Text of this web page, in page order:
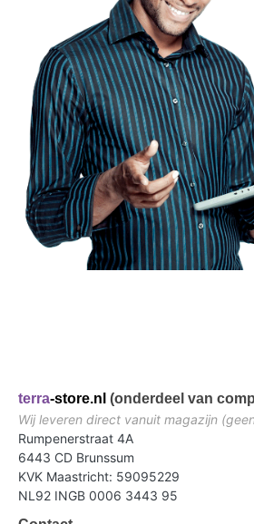
terra-store.nl (onderdeel van
Wij leveren direct vanuit magazijn
Rumpenerstraat 4A
6443 CD Brunssum
KVK Maastricht: 59095229
NL92 INGB 0006 3443 95